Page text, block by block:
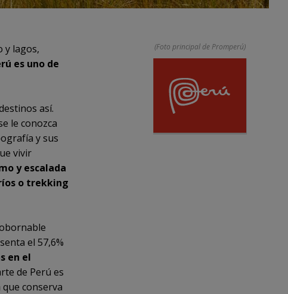
y lagos,
es uno de
así.
le conozca
y sus
vivir
y escalada
o trekking
el 57,6%
en el
de Perú es
conserva
(Foto principal de Promperú)